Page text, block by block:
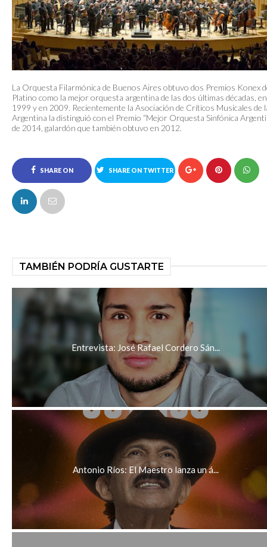
La Orquesta Filarmónica de Buenos Aires obtuvo dos Premios Konex
Platino como la mejor orquesta argentina de las dos últimas décadas, en
1999 y en 2009. Recientemente la Asociación de Críticos Musicales de
Argentina la distinguió con el Premio “Mejor Orquesta Sinfónica
de 2014, galardón que también obtuvo en 2012.
SHARE ON
FACEBOOK
SHARE ON TWITTER
TAMBIÉN PODRÍA GUSTARTE
Entrevista: José Rafael Cordero Sán...
Antonio Ríos: El Maestro lanza un á...